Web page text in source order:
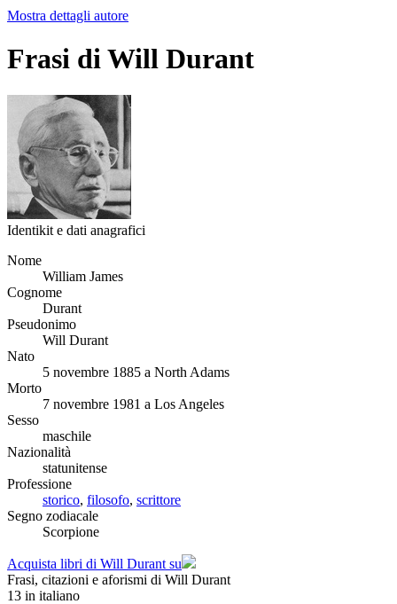
Mostra dettagli autore
Frasi di Will Durant
Identikit e dati anagrafici
Nome
William James
Cognome
Durant
Pseudonimo
Will Durant
Nato
5 novembre 1885 a North Adams
Morto
7 novembre 1981 a Los Angeles
Sesso
maschile
Nazionalità
statunitense
Professione
storico, filosofo, scrittore
Segno zodiacale
Scorpione
Acquista libri di Will Durant su
Frasi, citazioni e aforismi di Will Durant
13 in italiano